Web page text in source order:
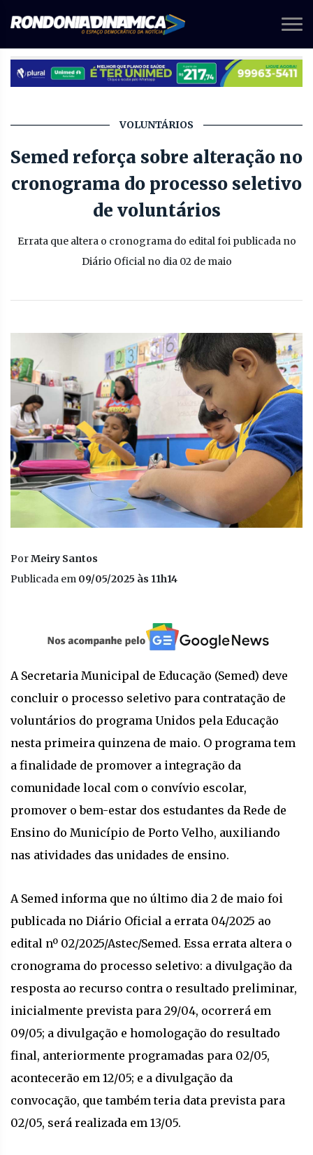
VOLUNTÁRIOS
Semed reforça sobre alteração no
cronograma do processo seletivo
de voluntários
Errata que altera o cronograma do edital foi publicada no
Diário Oficial no dia 02 de maio
PorMeiry Santos
Publicada em 09/05/2025 às 11h14
A Secretaria Municipal de Educação (Semed) deve
concluir o processo seletivo para contratação de
voluntários do programa Unidos pela Educação
nesta primeira quinzena de maio. O programa tem
a finalidade de promover a integração da
comunidade local com o convívio escolar,
promover o bem-estar dos estudantes da Rede de
Ensino do Município de Porto Velho, auxiliando
nas atividades das unidades de ensino.
A Semed informa que no último dia 2 de maio foi
publicada no Diário Oficial a errata 04/2025 ao
edital nº 02/2025/Astec/Semed. Essa errata altera o
cronograma do processo seletivo: a divulgação da
resposta ao recurso contra o resultado preliminar,
inicialmente prevista para 29/04, ocorrerá em
09/05; a divulgação e homologação do resultado
final, anteriormente programadas para 02/05,
acontecerão em 12/05; e a divulgação da
convocação, que também teria data prevista para
02/05, será realizada em 13/05.